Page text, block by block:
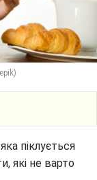
піклується
які не варто